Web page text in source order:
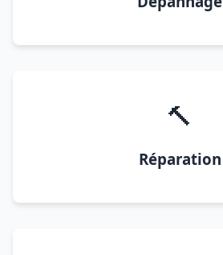
🔨
Réparation